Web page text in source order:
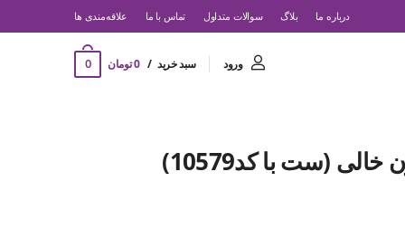
درباره ما بلاگ سوالات متداول تماس با ما ‌علاقه‌مندی ها
ورود سبد خرید 0 تومان 0
(ست با کد10579)